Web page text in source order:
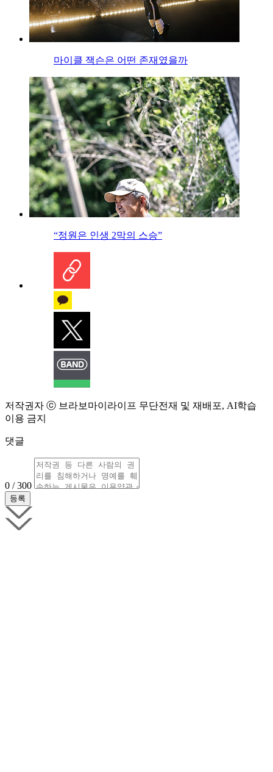
마이클 잭슨은 어떤 존재였을까
“정원은 인생 2막의 스승”
저작권자 ⓒ 브라보마이라이프 무단전재 및 재배포, AI학습
이용 금지
댓글
0 / 300